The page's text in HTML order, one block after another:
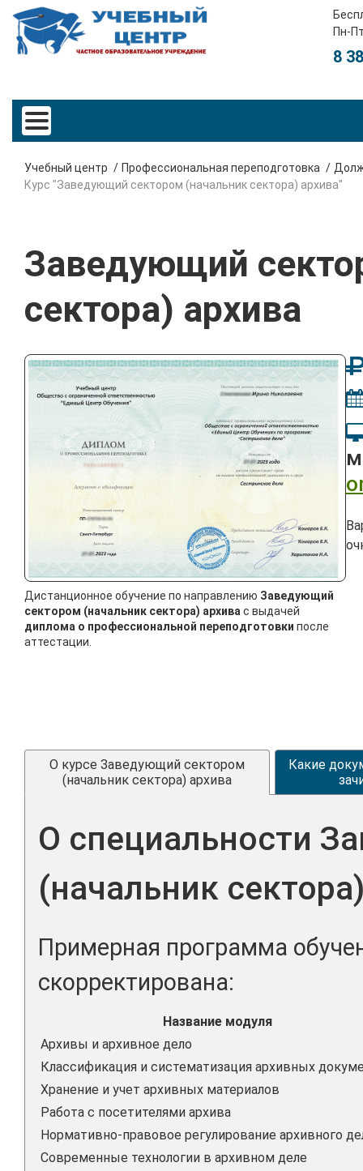
Пн-
8
Учебный центр Профессиональная переподготовка
Курс "Заведующий сектором (начальник сектора) архива"
Заведующий
сектора) архива
Дистанционное обучение по направлению Заведующий
сектором (начальник сектора) архивас выдачей
диплома о профессиональной переподготовки после
аттестации.
О курсе Заведующий сектором
(начальник сектора) архива
Какие
О специальности
(начальник
Примерная программа
скорректирована:
Название модуля
Архивы и архивное дело
Классификация и систематизация архивных
Хранение и учет архивных материалов
Работа с посетителями архива
Нормативно-правовое регулирование архивного
Современные технологии в архивном деле